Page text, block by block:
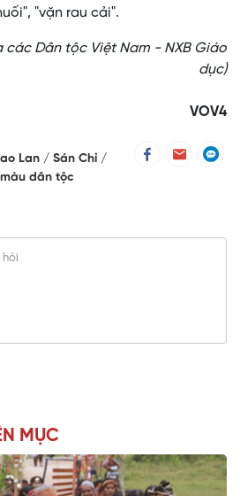
"vặn rau cải".
các Dân tộc Việt Nam - NXB Giáo
dục)
VOV4
Lan
Sán Chỉ
dân tộc
MỤC